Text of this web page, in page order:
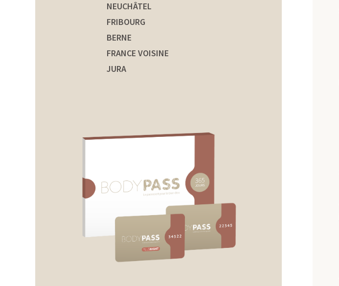
NEUCHÂTEL
FRIBOURG
BERNE
FRANCE VOISINE
JURA